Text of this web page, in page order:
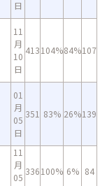
日
11
月
10
日
413104%84%107
01
月
05
日
351 83% 26%139
11
月
05
336100% 6% 84